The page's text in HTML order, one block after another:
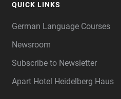
QUICK LINKS
German Language Courses
Newsroom
Subscribe to Newsletter
Apart Hotel Heidelberg Haus